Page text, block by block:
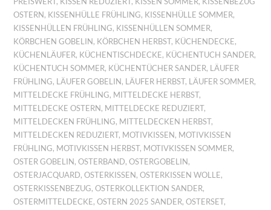
OSTERN , KISSENHÜLLE FRÜHLING, KISSENHÜLLE SOMMER,
KISSENHÜLLEN FRÜHLING, KISSENHÜLLEN SOMMER,
KÖRBCHEN GOBELIN , KÖRBCHEN HERBST, KÜCHENDECKE,
KÜCHENLÄUFER, KÜCHENTISCHDECKE, KÜCHENTUCH SANDER,
KÜCHENTUCH SOMMER, KÜCHENTÜCHER SANDER, LÄUFER
FRÜHLING, LÄUFER GOBELIN , LÄUFER HERBST, LÄUFER SOMMER,
MITTELDECKE FRÜHLING, MITTELDECKE HERBST,
MITTELDECKE OSTERN , MITTELDECKE REDUZIERT,
MITTELDECKEN FRÜHLING, MITTELDECKEN HERBST,
MITTELDECKEN REDUZIERT, MOTIVKISSEN , MOTIVKISSEN
FRÜHLING, MOTIVKISSEN HERBST, MOTIVKISSEN SOMMER,
OSTER GOBELIN ,OSTERBAND,OSTERGOBELIN ,
OSTERJACQUARD,OSTERKISSEN ,OSTERKISSEN WOLLE,
OSTERKISSENBEZUG,OSTERKOLLEKTION SANDER,
OSTERMITTELDECKE,OSTERN 2025 SANDER,OSTERSET,